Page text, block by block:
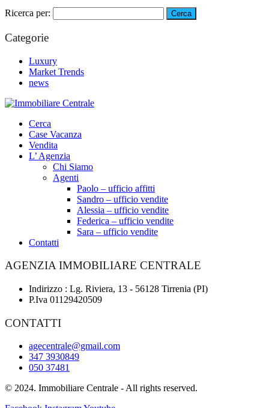
Ricerca per:
Categorie
Luxury
Market Trends
news
Cerca
Case Vacanza
Vendita
L’ Agenzia
Chi Siamo
Agenti
Paolo – ufficio affitti
Sandro – ufficio vendite
Alessia – ufficio vendite
Federica – ufficio vendite
Sara – ufficio vendite
Contatti
AGENZIA IMMOBILIARE CENTRALE
Indirizzo : Lg. Riviera, 13 - 56128 Tirrenia (PI)
P.Iva 01129420509
CONTATTI
agecentrale@gmail.com
347 3930849
050 37481
© 2024. Immobiliare Centrale - All rights reserved.